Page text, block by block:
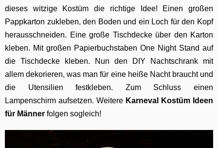
dieses witzige Kostüm die richtige Idee! Einen großen
Pappkarton zukleben, den Boden und ein Loch für den Kopf
herausschneiden. Eine große Tischdecke über den Karton
kleben. Mit großen Papierbuchstaben One Night Stand auf
die Tischdecke kleben. Nun den DIY Nachtschrank mit
allem dekorieren, was man für eine heiße Nacht braucht und
die Utensilien festkleben. Zum Schluss einen
Lampenschirm aufsetzen. Weitere Karneval Kostüm Ideen
für Männer folgen sogleich!